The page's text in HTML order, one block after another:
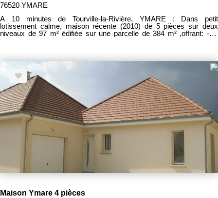
76520 YMARE
A 10 minutes de Tourville-la-Rivière, YMARE : Dans petit
lotissement calme, maison récente (2010) de 5 pièces sur deux
niveaux de 97 m² édifiée sur une parcelle de 384 m² ,offrant: -Au
l'étage : trois chambres et une salle de bains. Chauffage au sol
électrique au rez de chaussée
Maison Ymare 4 pièces